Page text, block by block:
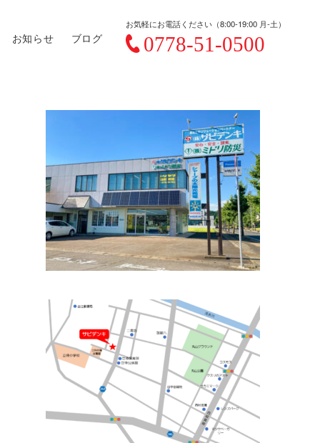
お知らせ ブログ
お気軽にお電話ください（8:00-19:00 月-土）